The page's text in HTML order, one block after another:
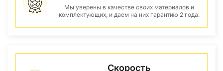
Мы уверены в качестве своих материалов и
комплектующих, и даем на них гарантию 2 года.
Скорость